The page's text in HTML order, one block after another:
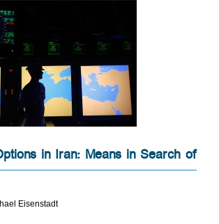
in Iran: Means in Search of
Eisenstadt